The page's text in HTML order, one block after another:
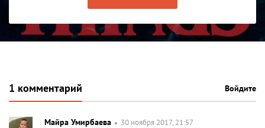
1 комментарий Войдите
Майра Умирбаева 30 ноября 2017, 21:57